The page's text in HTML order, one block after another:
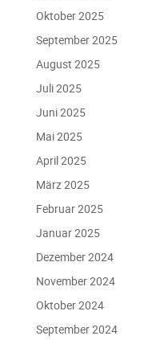
Oktober 2025
September 2025
August 2025
Juli 2025
Juni 2025
Mai 2025
April 2025
März 2025
Februar 2025
Januar 2025
Dezember 2024
November 2024
Oktober 2024
September 2024